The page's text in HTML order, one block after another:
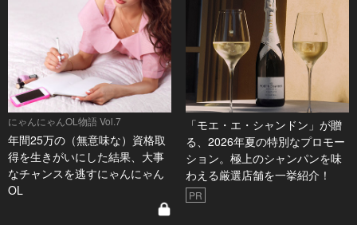
にゃんにゃんOL物語 Vol.7
年間25万の（無意味な）資格取
得を生きがいにした結果、大事
なチャンスを逃すにゃんにゃん
OL
「モエ・エ・シャンドン」が贈
る、2026年夏の特別なプロモー
ション。極上のシャンパンを味
わえる厳選店舗を一挙紹介！
PR